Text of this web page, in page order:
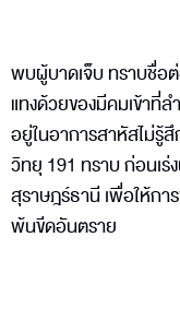
พบผู้บาดเจ็บ ทราบชื่อ
แทงด้วยของมีคมเข้าที่
อยู่ในอาการสาหัสไม่รู้
วิทยุ 191 ทราบ ก่อนเร่
สุราษฎร์ธานี เพื่อให้กา
พ้นขีดอันตราย